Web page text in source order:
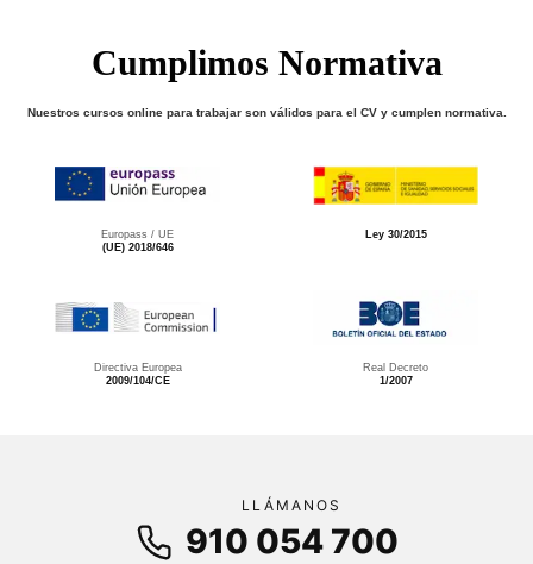
Cumplimos Normativa
Nuestros cursos online para trabajar son válidos para el CV y cumplen normativa.
Europass / UE
(UE) 2018/646
Ley 30/2015
Directiva Europea
2009/104/CE
Real Decreto
1/2007
LLÁMANOS
910 054 700